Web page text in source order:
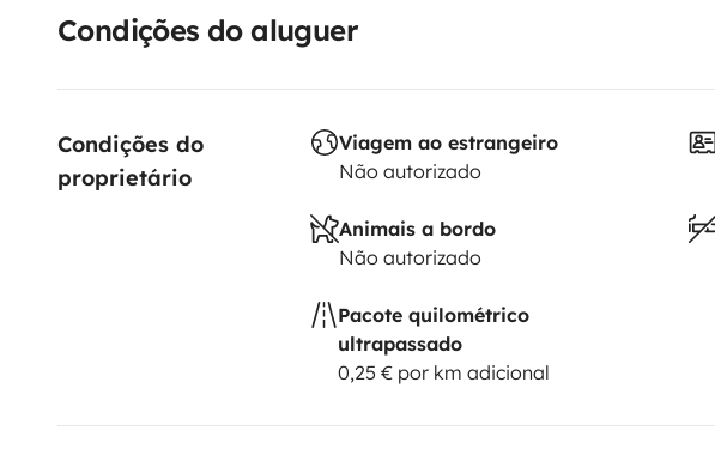
Condições do aluguer
Condições do
proprietário
Viagem ao estrangeiro
Não autorizado
Animais a bordo
Não autorizado
Pacote quilométrico
ultrapassado
0,25 € por km adicional